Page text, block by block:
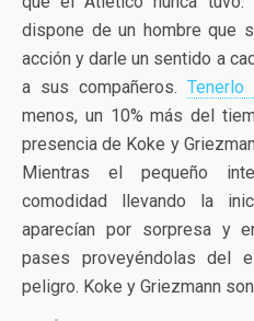
dispone de un hombre que
acción y darle un sentido a
a sus compañeros.
menos, un 10% más del
presencia de Koke y
Mientras el pequeño
comodidad llevando la
aparecían por sorpresa y
pases proveyéndolas del
peligro. Koke y Griezmann